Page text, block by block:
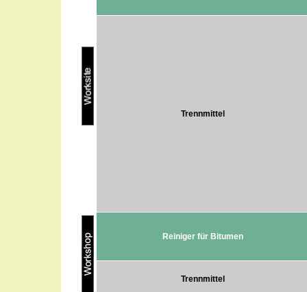
Trennmittel
Reiniger für Bitumen
Trennmittel